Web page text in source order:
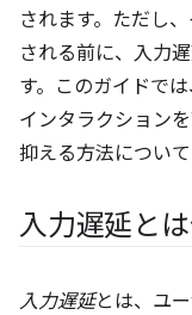
されます。ただし
される前に、入力
す。このガイドで
インタラクション
抑える方法について
入力遅延と
入力遅延とは、ユ